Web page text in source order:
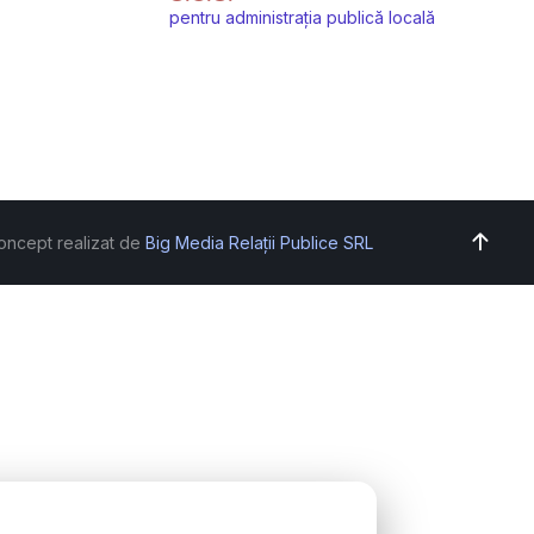
pentru administrația publică locală
realizat de Big Media Relații Publice SRL